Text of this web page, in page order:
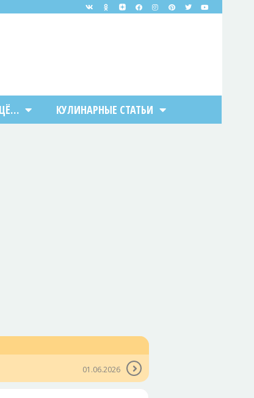
КУЛИНАРНЫЕ СТАТЬИ
01.06.2026